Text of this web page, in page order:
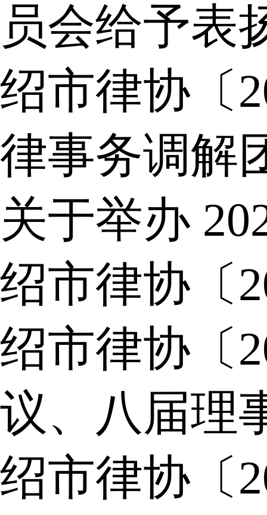
员会给予表
绍市律协〔
律事务调解
关于举办
绍市律协〔
绍市律协〔
议、八届理
绍市律协〔